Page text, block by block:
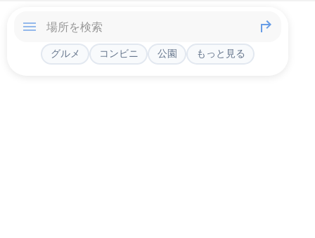
グルメ コンビニ 公園 もっと見る